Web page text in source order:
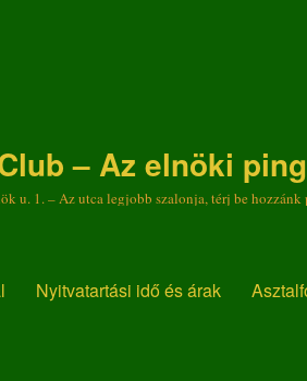
– Az elnöki
u. 1. – Az utca legjobb szalonja, térj be
Nyitvatartási idő és árak